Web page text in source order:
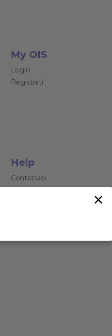
My OIS
Login
Registrati
Help
Contattaci
Chat
×